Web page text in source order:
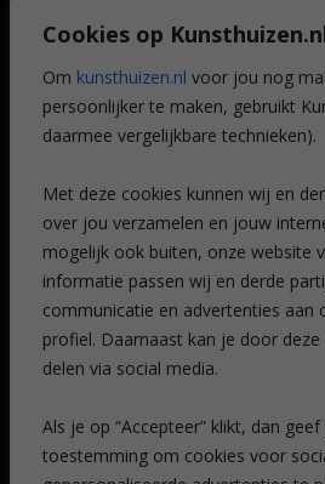
Cookies op
Om kunsthuizen.nl voor jou nog
persoonlijker te maken, gebruikt
daarmee vergelijkbare technieken).
Met deze cookies kunnen wij en
over jou verzamelen en jouw
mogelijk ook buiten, onze website
informatie passen wij en derde
communicatie en advertenties aan
profiel. Daarnaast kan je door
delen via social media.
Als je op “Accepteer” klikt, dan
toestemming om cookies voor
Voordelen
Veelgestelde vragen
CONTACT
Leiden
Amsterdam
Breda
Favorieten
Mijn art alert
NIEUWSBRIEF